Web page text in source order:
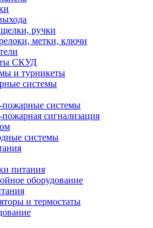
ручки
метки, ключи
СКУД
и турникеты
системы
системы
сигнализация
системы
питания
оборудование
и термостаты